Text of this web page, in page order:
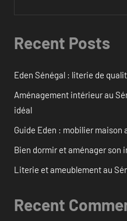
Recent Posts
Eden Sénégal : literie de
Aménagement intérieur au
idéal
Guide Eden : mobilier maison
Bien dormir et aménager son
Literie et ameublement au
Recent